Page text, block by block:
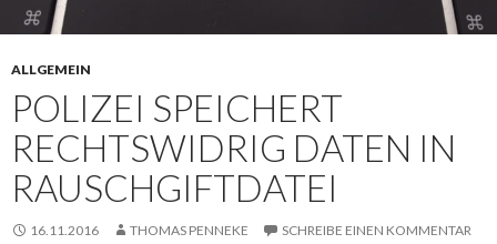
ALLGEMEIN
POLIZEI SPEICHERT
RECHTSWIDRIG DATEN IN
RAUSCHGIFTDATEI
16.11.2016 THOMAS PENNEKE SCHREIBE EINEN KOMMENTAR